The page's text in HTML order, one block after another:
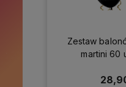
Zestaw
martini 60